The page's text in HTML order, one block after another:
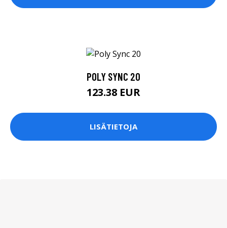
POLY SYNC 20
123.38 EUR
LISÄTIETOJA